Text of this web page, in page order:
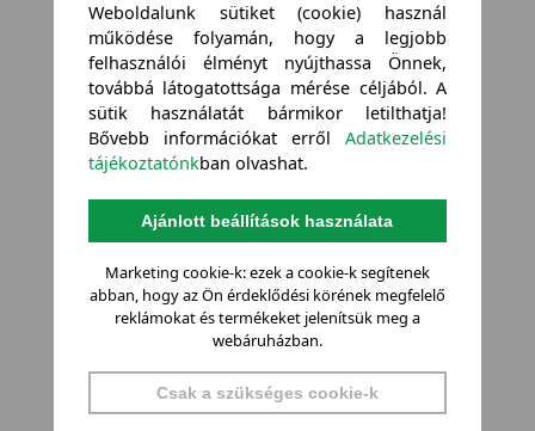
Weboldalunk sütiket (cookie) használ
működése folyamán, hogy a legjobb
felhasználói élményt nyújthassa Önnek,
továbbá látogatottsága mérése céljából. A
sütik használatát bármikor letilthatja!
Bővebb információkat errőlAdatkezelési
tájékoztatónkban olvashat.
Ajánlott beállítások használata
Marketing cookie-k: ezek a cookie-k segítenek
abban, hogy az Ön érdeklődési körének megfelelő
reklámokat és termékeket jelenítsük meg a
webáruházban.
Csak a szükséges cookie-k